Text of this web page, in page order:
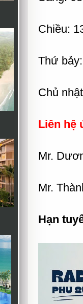
Chiều:
Thứ
Chủ
Liên hệ
Mr.
Mr.
Hạn